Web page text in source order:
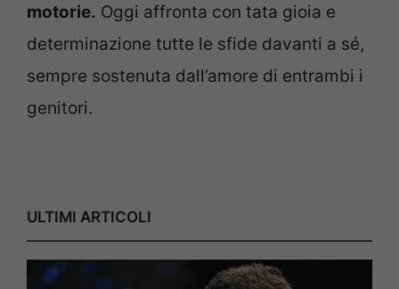
motorie. Oggi affronta con tata gioia e
determinazione tutte le sfide davanti a sé,
sempre sostenuta dall’amore di entrambi i
genitori.
ULTIMI ARTICOLI